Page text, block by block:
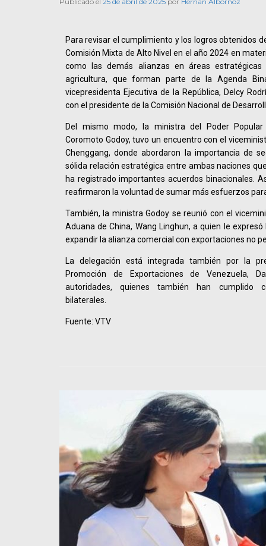
Para revisar el cumplimiento y los logros obtenidos
Comisión Mixta de Alto Nivel en el año 2024 en
como las demás alianzas en áreas
agricultura, que forman parte de la Agenda
vicepresidenta Ejecutiva de la República, Delcy
con el presidente de la Comisión Nacional de
Del mismo modo, la ministra del Poder
Coromoto Godoy, tuvo un encuentro con el
Chenggang, donde abordaron la importancia de
sólida relación estratégica entre ambas naciones
ha registrado importantes acuerdos binacionales.
reafirmaron la voluntad de sumar más esfuerzos
También, la ministra Godoy se reunió con el
Aduana de China, Wang Linghun, a quien le
expandir la alianza comercial con exportaciones no
La delegación está integrada también por la
Promoción de Exportaciones de Venezuela,
autoridades, quienes también han cumplido
bilaterales.
Fuente: VTV